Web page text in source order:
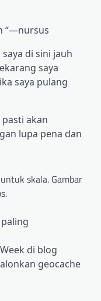
“—nursus
di sini jauh
saya
saya pulang
pasti akan
lupa pena dan
skala. Gambar
di blog
geocache